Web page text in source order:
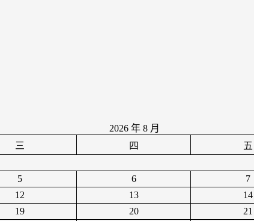
2026 年 8 月
三
四 五
5
6 7
12
13 14
19
20 21